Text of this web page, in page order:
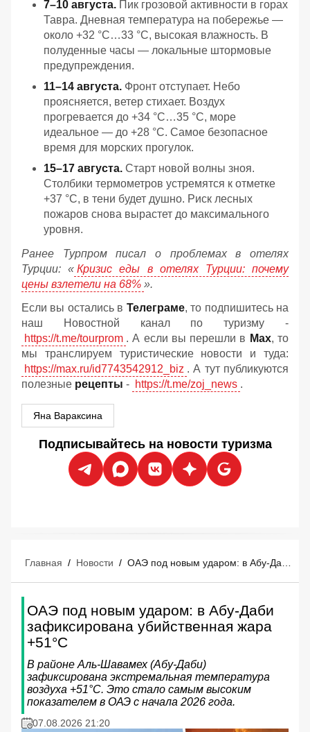
7–10 августа. Пик грозовой активности в горах
Тавра. Дневная температура на побережье —
около +32 °C…33 °C, высокая влажность. В
полуденные часы — локальные штормовые
предупреждения.
11–14 августа. Фронт отступает. Небо
проясняется, ветер стихает. Воздух
прогревается до +34 °C…35 °C, море
идеальное — до +28 °C. Самое безопасное
время для морских прогулок.
15–17 августа. Старт новой волны зноя.
Столбики термометров устремятся к отметке
+37 °C, в тени будет душно. Риск лесных
пожаров снова вырастет до максимального
уровня.
Ранее Турпром писал о проблемах в отелях
Турции: « Кризис еды в отелях Турции: почему
цены взлетели на 68% ».
Если вы остались в Телеграме, то подпишитесь на
наш Новостной канал по туризму -
https://t.me/tourprom . А если вы перешли в Мах, то
мы транслируем туристические новости и туда:
https://max.ru/id7743542912_biz . А тут публикуются
полезные рецепты - https://t.me/zoj_news .
Яна Вараксина
Подписывайтесь на новости туризма
Главная / Новости /
ОАЭ под новым ударом: в Абу-Даби
зафиксирована убийственная жара
+51°C
В районе Аль-Шавамех (Абу-Даби)
зафиксирована экстремальная температура
воздуха +51°C. Это стало самым высоким
показателем в ОАЭ с начала 2026 года.
07.08.2026 21:20